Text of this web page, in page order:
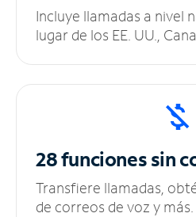
Incluye llamadas a nivel
lugar de los EE. UU.,
28 funciones sin
Transfiere llamadas,
de correos de voz y más.